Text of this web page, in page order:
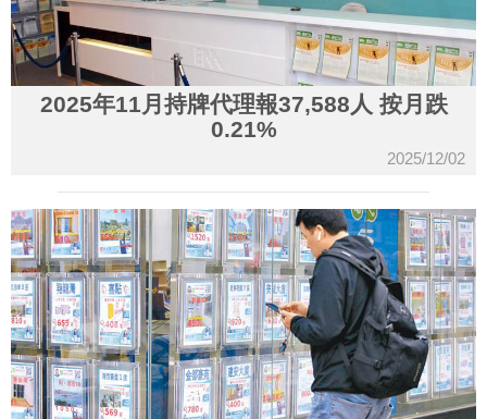
2025年11月持牌代理報37,588人 按月跌
0.21%
2025/12/02